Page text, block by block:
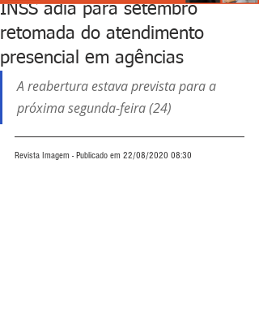
INSS adia para setembro
retomada do atendimento
presencial em agências
A reabertura estava prevista para a
próxima segunda-feira (24)
Revista Imagem - Publicado em 22/08/2020 08:30